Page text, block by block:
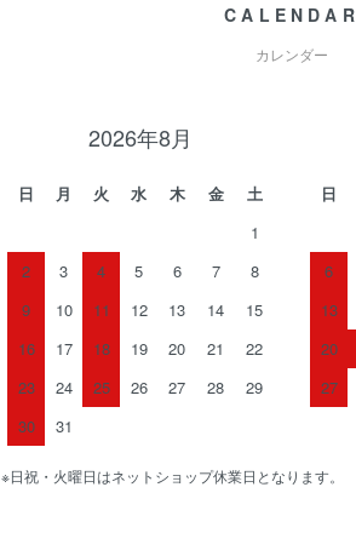
CALENDAR
カレンダー
2026年8月
日 月 火 水 木 金
土
1
2
3 4 5 6 7
8
9
10 11 12 13 14
15
16
17 18 19 20 21
22
23
24 25 26 27 28
29
30
31
日
6
13
20
27
※日祝・火曜日はネットショップ休業日となります。